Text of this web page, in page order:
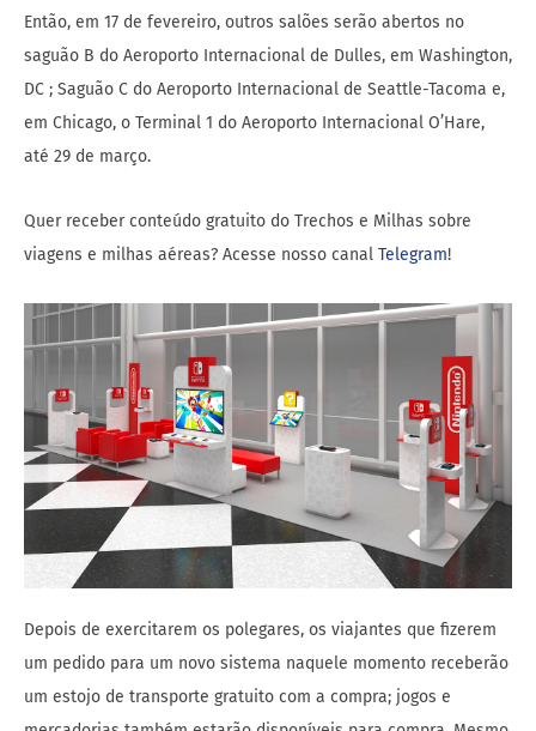
Então, em 17 de fevereiro, outros salões serão abertos no
saguão B do Aeroporto Internacional de Dulles, em Washington,
DC ; Saguão C do Aeroporto Internacional de Seattle-Tacoma e,
em Chicago, o Terminal 1 do Aeroporto Internacional O’Hare,
até 29 de março.
Quer receber conteúdo gratuito do Trechos e Milhas sobre
viagens e milhas aéreas? Acesse nosso canal Telegram!
Depois de exercitarem os polegares, os viajantes que fizerem
um pedido para um novo sistema naquele momento receberão
um estojo de transporte gratuito com a compra; jogos e